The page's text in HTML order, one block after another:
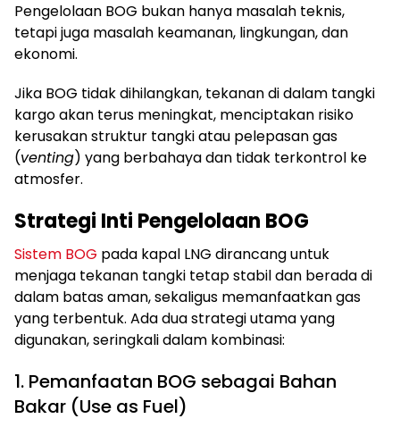
Pengelolaan BOG bukan hanya masalah teknis,
tetapi juga masalah keamanan, lingkungan, dan
ekonomi.
Jika BOG tidak dihilangkan, tekanan di dalam tangki
kargo akan terus meningkat, menciptakan risiko
kerusakan struktur tangki atau pelepasan gas
(venting) yang berbahaya dan tidak terkontrol ke
atmosfer.
Strategi Inti Pengelolaan BOG
Sistem BOG pada kapal LNG dirancang untuk
menjaga tekanan tangki tetap stabil dan berada di
dalam batas aman, sekaligus memanfaatkan gas
yang terbentuk. Ada dua strategi utama yang
digunakan, seringkali dalam kombinasi:
1. Pemanfaatan BOG sebagai Bahan
Bakar (Use as Fuel)